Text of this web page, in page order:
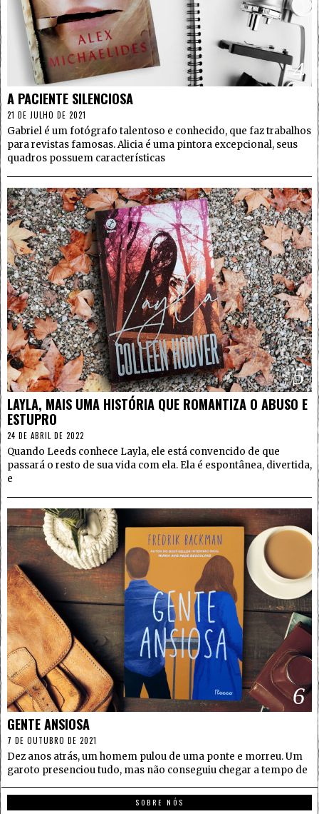
4
A PACIENTE SILENCIOSA
21 DE JULHO DE 2021
Gabriel é um fotógrafo talentoso e conhecido, que faz trabalhos
para revistas famosas. Alicia é uma pintora excepcional, seus
quadros possuem características
5
LAYLA, MAIS UMA HISTÓRIA QUE ROMANTIZA O ABUSO E
ESTUPRO
24 DE ABRIL DE 2022
Quando Leeds conhece Layla, ele está convencido de que
passará o resto de sua vida com ela. Ela é espontânea, divertida,
e
6
GENTE ANSIOSA
7 DE OUTUBRO DE 2021
Dez anos atrás, um homem pulou de uma ponte e morreu. Um
garoto presenciou tudo, mas não conseguiu chegar a tempo de
SOBRE NÓS